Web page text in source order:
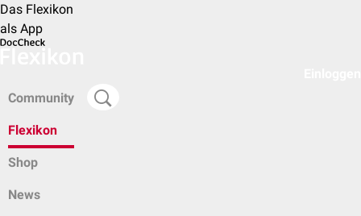
Das Flexikon
als App
Community
Flexikon
Shop
News